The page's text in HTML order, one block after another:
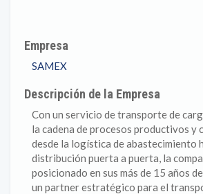
Empresa
SAMEX
Descripción de la Empresa
Con un servicio de transporte de
la cadena de procesos productivos y
desde la logística de abastecimiento
distribución puerta a puerta, la
posicionado en sus más de 15 años
un partner estratégico para el